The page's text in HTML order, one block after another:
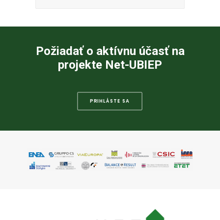
Požiadať o aktívnu účasť na
projekte Net-UBIEP
PRIHLÁSTE SA